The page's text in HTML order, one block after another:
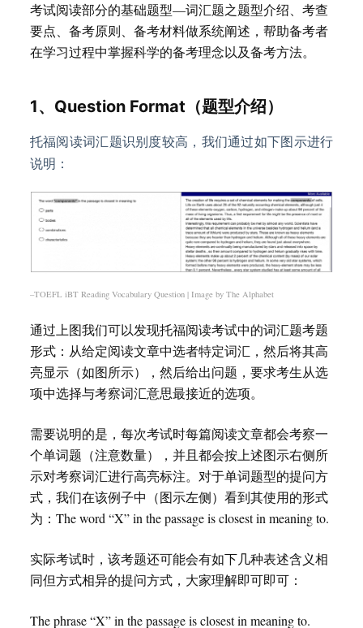
考试阅读部分的基础题型—词汇题之题型介绍、考查
要点、备考原则、备考材料做系统阐述，帮助备考者
在学习过程中掌握科学的备考理念以及备考方法。
1、Question Format（题型介绍）
托福阅读词汇题识别度较高，我们通过如下图示进行
说明：
–TOEFL iBT Reading Vocabulary Question | Image by The Alphabet
通过上图我们可以发现托福阅读考试中的词汇题考题
形式：从给定阅读文章中选者特定词汇，然后将其高
亮显示（如图所示），然后给出问题，要求考生从选
项中选择与考察词汇意思最接近的选项。
需要说明的是，每次考试时每篇阅读文章都会考察一
个单词题（注意数量），并且都会按上述图示右侧所
示对考察词汇进行高亮标注。对于单词题型的提问方
式，我们在该例子中（图示左侧）看到其使用的形式
为：The word “X” in the passage is closest in meaning to.
实际考试时，该考题还可能会有如下几种表述含义相
同但方式相异的提问方式，大家理解即可即可：
The phrase “X” in the passage is closest in meaning to.